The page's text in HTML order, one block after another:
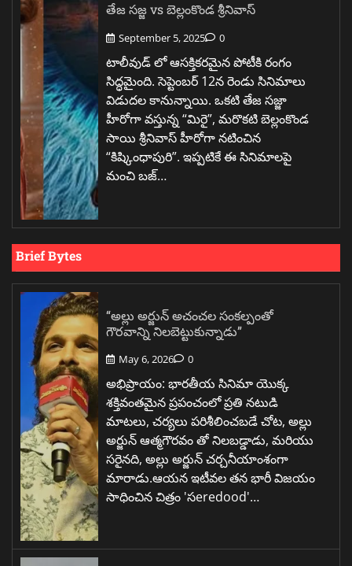
తేజ సజ్జ vs బెల్లంకొండ శ్రీనివాస్
September 5, 2025 0
టాలీవుడ్ లో ఆసక్తికరమైన పోటీకి రంగం
సిద్ధమైంది. సెప్టెంబర్ 12న రెండు సినిమాలు
విడుదల కానున్నాయి. ఒకటి తేజ సజ్జా
హీరోగా వస్తున్న “మిరై”, మరొకటి బెల్లంకొండ
సాయి శ్రీనివాస్ హీరోగా నటించిన
“కిష్కింధాపురి”. ఇప్పటికే ఈ సినిమాలపై
మంచి బజ్…
Brief Bytes
“అల్లు అర్జున్ అచంచల సంకల్పంతో
గౌరవాన్ని నిలబెట్టుకున్నాడు”
May 6, 2026 0
అభిప్రాయం: భారతీయ సినిమా యొక్క
శక్తివంతమైన ప్రపంచంలో ప్రతి నటుడి
మాటలు, చర్యలు పరిశీలించబడే చోట, అల్లు
అర్జున్ ఆత్మగౌరవం తో నిలబడ్డాడు, మరియు
సరైనది, అల్లు అర్జున్ చర్చనీయాంశంగా
మారాడు.ఆయన ఇటీవల తన భారీ విజయం
సాధించిన చిత్రం 'సeredood'…